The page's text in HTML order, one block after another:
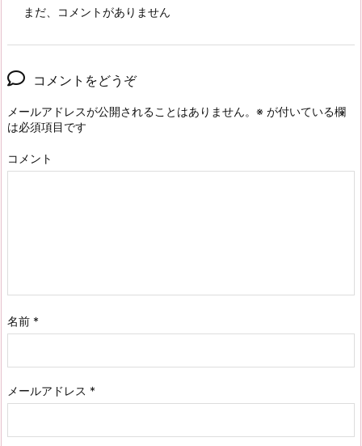
まだ、コメントがありません
コメントをどうぞ
メールアドレスが公開されることはありません。 ※ が付いている欄
は必須項目です
コメント
名前 *
メールアドレス *